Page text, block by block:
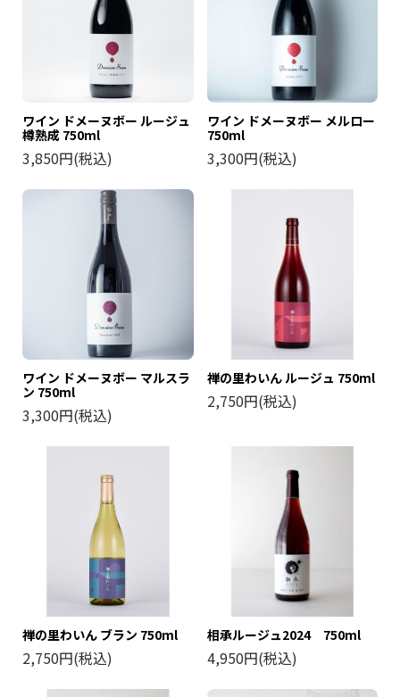
ワイン ドメーヌボー ルージュ
樽熟成 750ml
3,850円(税込)
ワイン ドメーヌボー メルロー
750ml
3,300円(税込)
ワイン ドメーヌボー マルスラ
ン 750ml
3,300円(税込)
禅の里わいん ルージュ 750ml
2,750円(税込)
禅の里わいん ブラン 750ml
2,750円(税込)
相承ルージュ2024 750ml
4,950円(税込)